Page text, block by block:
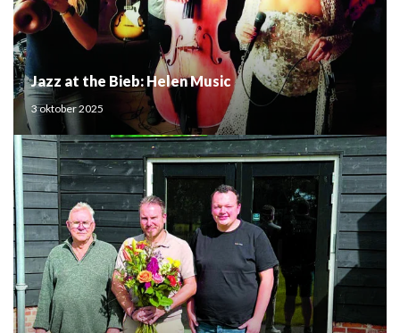
Jazz at the Bieb: Helen Music
3 oktober 2025